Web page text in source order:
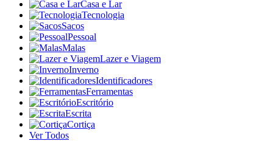
Casa e Lar
Tecnologia
Sacos
Pessoal
Malas
Lazer e Viagem
Inverno
Identificadores
Ferramentas
Escritório
Escrita
Cortiça
Ver Todos